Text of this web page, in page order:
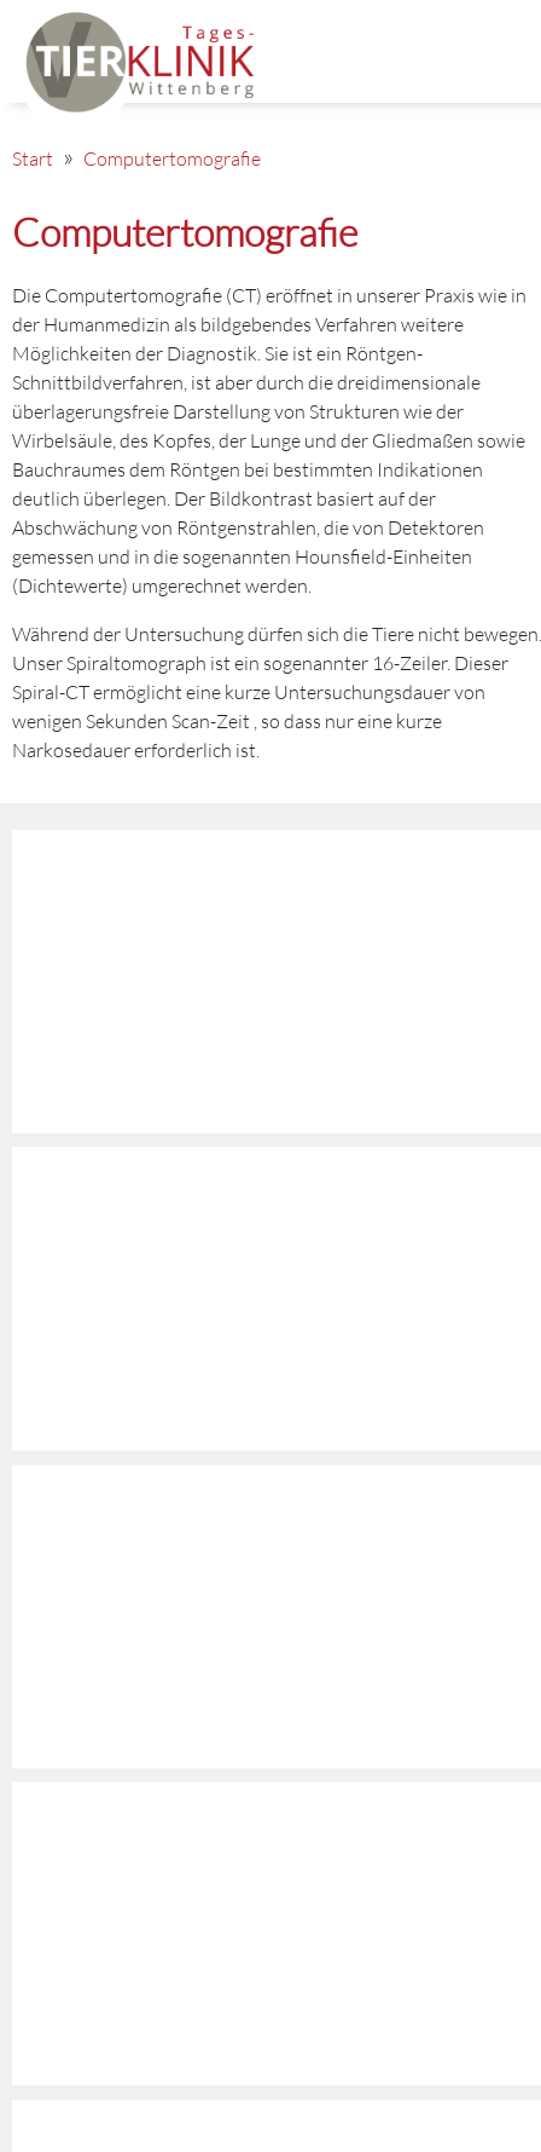
Start Computertomografie
Computertomografie
Die Computertomografie (CT) eröffnet in unserer Praxis wie in
der Humanmedizin als bildgebendes Verfahren weitere
Möglichkeiten der Diagnostik. Sie ist ein Röntgen-
Schnittbildverfahren, ist aber durch die dreidimensionale
überlagerungsfreie Darstellung von Strukturen wie der
Wirbelsäule, des Kopfes, der Lunge und der Gliedmaßen sowie
Bauchraumes dem Röntgen bei bestimmten Indikationen
deutlich überlegen. Der Bildkontrast basiert auf der
Abschwächung von Röntgenstrahlen, die von Detektoren
gemessen und in die sogenannten Hounsfield-Einheiten
(Dichtewerte) umgerechnet werden.
Während der Untersuchung dürfen sich die Tiere nicht bewegen.
Unser Spiraltomograph ist ein sogenannter 16-Zeiler. Dieser
Spiral-CT ermöglicht eine kurze Untersuchungsdauer von
wenigen Sekunden Scan-Zeit , so dass nur eine kurze
Narkosedauer erforderlich ist.